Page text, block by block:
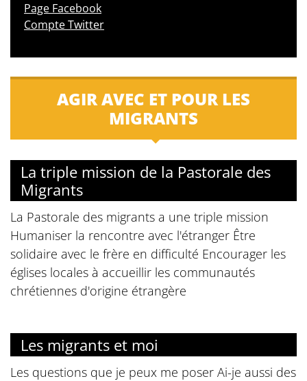
Page Facebook
Compte Twitter
AGIR AVEC ET POUR LES
MIGRANTS
La triple mission de la Pastorale des
Migrants
La Pastorale des migrants a une triple mission
Humaniser la rencontre avec l'étranger Être
solidaire avec le frère en difficulté Encourager les
églises locales à accueillir les communautés
chrétiennes d'origine étrangère
Les migrants et moi
Les questions que je peux me poser Ai-je aussi des